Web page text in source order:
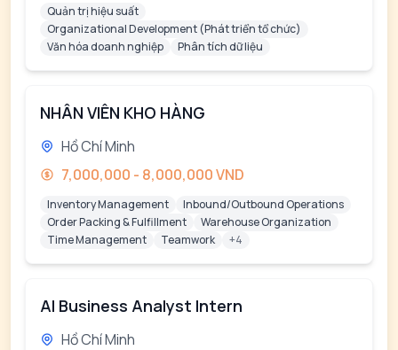
Quản trị hiệu suất
Organizational Development (Phát triển tổ chức)
Văn hóa doanh nghiệp
Phân tích dữ liệu
NHÂN VIÊN KHO HÀNG
Hồ Chí Minh
7,000,000 - 8,000,000 VND
Inventory Management
Inbound/Outbound Operations
Order Packing & Fulfillment
Warehouse Organization
Time Management
Teamwork +4
AI Business Analyst Intern
Hồ Chí Minh